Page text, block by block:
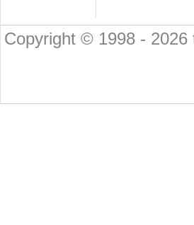
Copyright © 1998 - 2026